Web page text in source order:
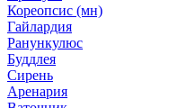
Кореопсис (мн)
Гайлардия
Ранункулюс
Буддлея
Сирень
Аренария